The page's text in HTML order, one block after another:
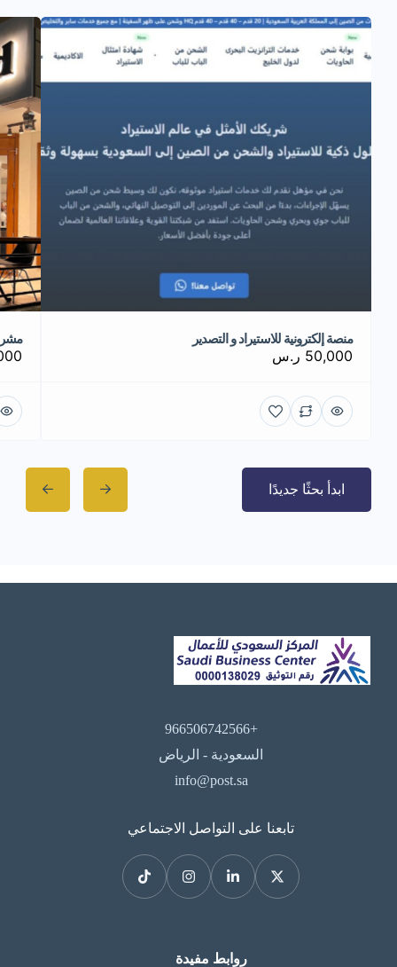
منصة إلكترونية للاستيراد و التصدير
50,000 ر.س
ابدأ بحثًا جديدًا
+966506742566
السعودية - الرياض
info@post.sa
تابعنا على التواصل الاجتماعي
روابط مفيدة